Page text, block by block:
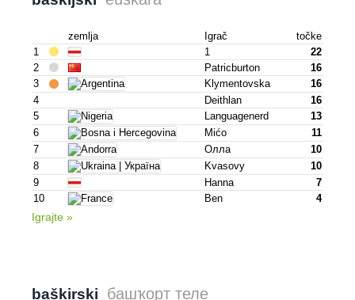
zemlja Igrač
točke
1
1
22
2
Patricburton
16
3
Klymentovska
16
4
Deithlan
16
5
Languagenerd
13
6
Mićo
11
7
Олла
10
8
Kvasovy
10
9
Hanna
7
10
Ben 4
Igrajte »
baškirski башҡорт теле